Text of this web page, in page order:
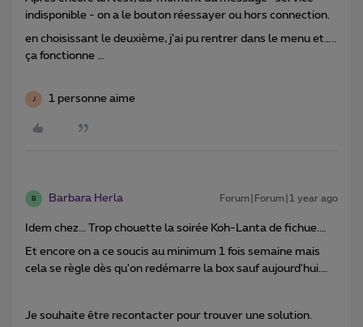
indisponible - on a le bouton réessayer ou hors connection.
en choisissant le deuxième, j’ai pu rentrer dans le menu et…..
ça fonctionne …
1 personne aime
B Barbara Herla Forum|Forum|1 year ago
Idem chez... Trop chouette la soirée Koh-Lanta de fichue.…
Et encore on a ce soucis au minimum 1 fois semaine mais
cela se règle dès qu'on redémarre la box sauf aujourd'hui.…
Je souhaite être recontacter pour trouver une solution.